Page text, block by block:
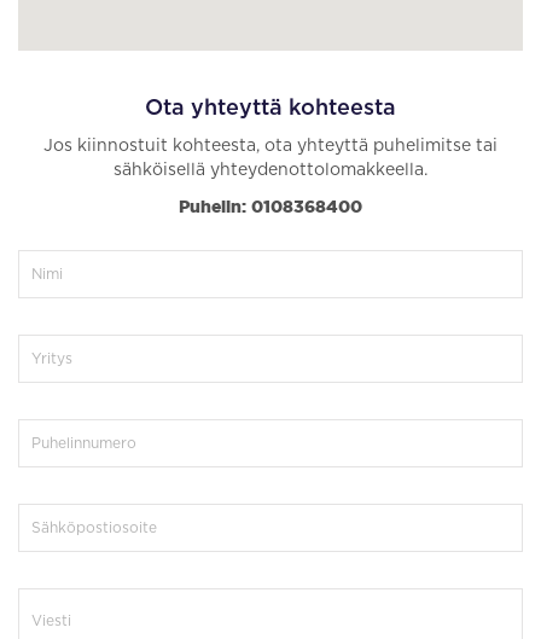
Ota yhteyttä kohteesta
Jos kiinnostuit kohteesta, ota yhteyttä puhelimitse tai
sähköisellä yhteydenottolomakkeella.
Puhelin: 0108368400